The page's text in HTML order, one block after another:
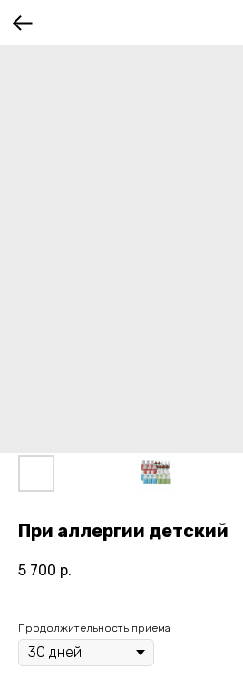
При аллергии детский
5 700 р.
Продолжительность приема